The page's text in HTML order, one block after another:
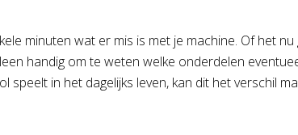
minuten wat er mis is met je machine. Of het
handig om te weten welke onderdelen
in het dagelijks leven, kan dit het verschil